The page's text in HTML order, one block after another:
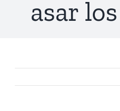
asar